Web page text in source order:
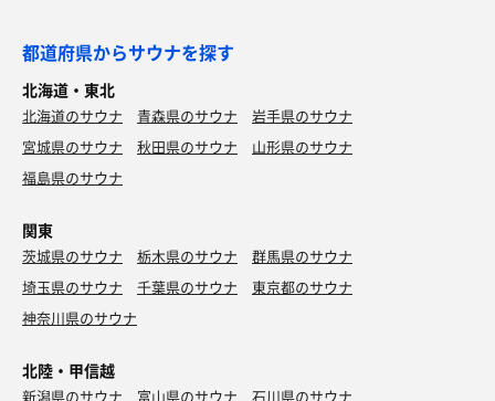
都道府県からサウナを探す
北海道・東北
北海道のサウナ 青森県のサウナ
岩手県のサウナ
宮城県のサウナ
秋田県のサウナ
山形県のサウナ
福島県のサウナ
関東
茨城県のサウナ 栃木県のサウナ
群馬県のサウナ
埼玉県のサウナ
千葉県のサウナ
東京都のサウナ
神奈川県のサウナ
北陸・甲信越
新潟県のサウナ 富山県のサウナ 石川県のサウナ